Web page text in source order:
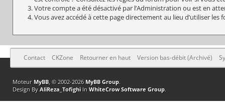
Votre compte a été désactivé par l’Administration ou est en
Vous avez accédé à cette page directement au lieu d’utiliser
Contact CKZone Retourner en haut Version bas-débit (Archivé)
Moteur MyBB, © 2002-2026 MyBB Group.
Design By AliReza_TofighiIn WhiteCrow Software Group.